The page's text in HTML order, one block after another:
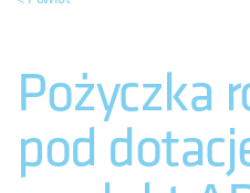
Pożyczka
pod